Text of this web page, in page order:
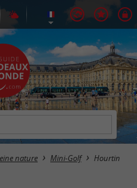
nature Mini-Golf Hourtin